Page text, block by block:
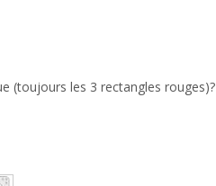
(toujours les 3 rectangles rouges)?